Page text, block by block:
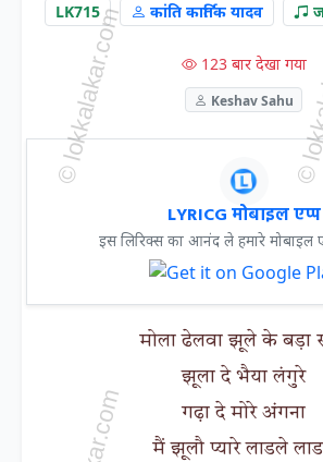
LK715 कांति कार्तिक यादव
123 बार देखा गया
Keshav Sahu
LYRICG मोबाइल एप्प
इस लिरिक्स का आनंद ले हमारे मोबाइल
मोला ढेलवा झूले के बड़ा
झूला दे भैया लंगुरे
गढ़ा दे मोरे अंगना
मैं झूलौ प्यारे लाडले